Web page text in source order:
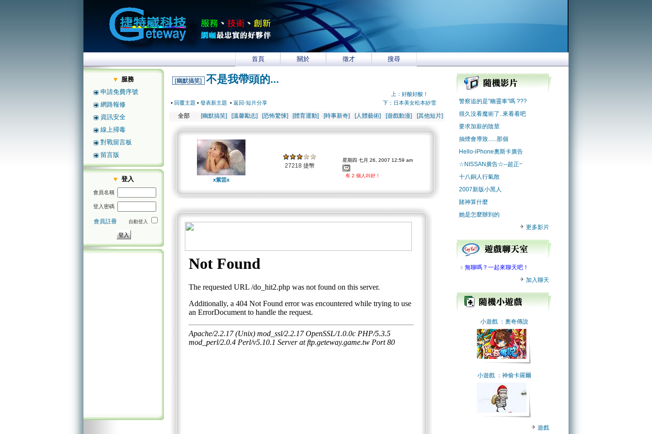
首頁 關於 徵才 搜尋
服務
申請免費序號
網路報修
資訊安全
線上掃毒
對戰留言板
留言版
登入
會員名稱
登入密碼
會員註冊 自動登入
[幽默搞笑] 不是我帶頭的...
• 回覆主題 • 發表新主題 • 返回-短片分享
上：好酸好酸！
下：日本美女松本紗雪
全部 [幽默搞笑] [溫馨勵志] [恐怖驚悚] [體育運動] [時事新奇] [人體藝術] [遊戲動漫] [其他短片]
x紫芸x
27218 捷幣
星期四 七月 26, 2007 12:59 am
有 2 個人叫好！
警察追的是”幽靈車”嗎 ???
很久沒看魔術了..來看看吧
要求加薪的陰莖
抽煙會導致......那個
Hello-iPhone奧斯卡廣告
☆NISSAN廣告☆--超正~
十八銅人行氣散
2007新版小黑人
賭神算什麼
她是怎麼辦到的
更多影片
﹥ 無聊嗎？一起來聊天吧！
加入聊天
小遊戲 ：奧奇傳說
小遊戲 ：神偷卡羅爾
遊戲